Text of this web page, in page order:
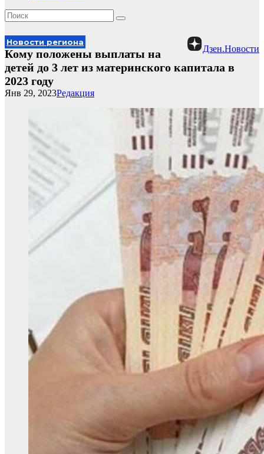
Дзен.Новости
Новости региона
Кому положены выплаты на
детей до 3 лет из материнского капитала в
2023 году
Редакция
Янв 29, 2023